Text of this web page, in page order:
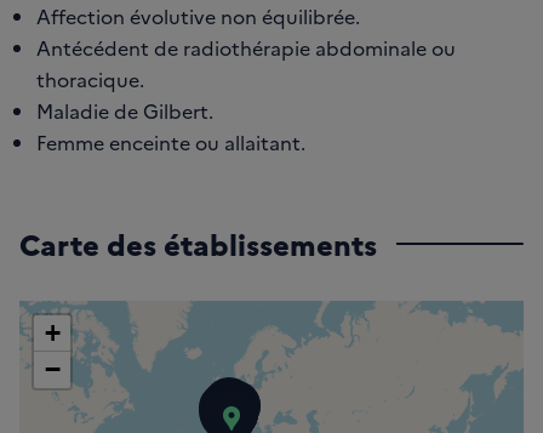
Affection évolutive non équilibrée.
Antécédent de radiothérapie abdominale ou
thoracique.
Maladie de Gilbert.
Femme enceinte ou allaitant.
Carte des établissements
Hôpital Robert Debré -
Centre Hospitalier (CH)
Institut Jean Godinot
Centre Hospitalier
+
−